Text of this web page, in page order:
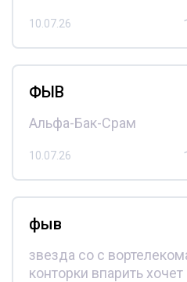
10.07.26
ФЫВ
Альфа-Бак-Срам
10.07.26
фыв
звезда со с
конторки впарить хочет